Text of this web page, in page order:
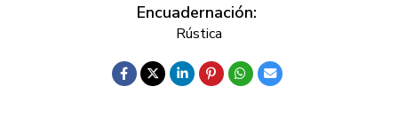
Encuadernación:
Rústica